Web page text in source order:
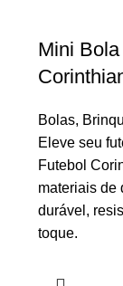
Mini
Bolas,
Eleve seu
Futebol
materiais de
durável,
toque.